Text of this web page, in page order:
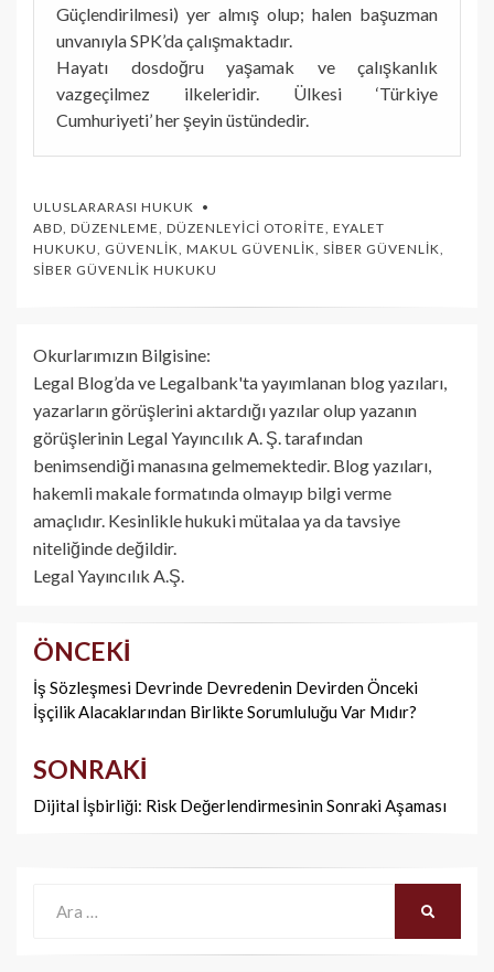
Güçlendirilmesi) yer almış olup; halen başuzman
unvanıyla SPK’da çalışmaktadır.
Hayatı dosdoğru yaşamak ve çalışkanlık
vazgeçilmez ilkeleridir. Ülkesi ‘Türkiye
Cumhuriyeti’ her şeyin üstündedir.
ULUSLARARASI HUKUK
ABD, DÜZENLEME, DÜZENLEYICI OTORITE, EYALET
HUKUKU, GÜVENLIK, MAKUL GÜVENLIK, SIBER GÜVENLIK,
SIBER GÜVENLIK HUKUKU
Okurlarımızın Bilgisine:
Legal Blog’da ve Legalbank'ta yayımlanan blog yazıları,
yazarların görüşlerini aktardığı yazılar olup yazanın
görüşlerinin Legal Yayıncılık A. Ş. tarafından
benimsendiği manasına gelmemektedir. Blog yazıları,
hakemli makale formatında olmayıp bilgi verme
amaçlıdır. Kesinlikle hukuki mütalaa ya da tavsiye
niteliğinde değildir.
Legal Yayıncılık A.Ş.
Yazı
dolaşımı
ÖNCEKI
İş Sözleşmesi Devrinde Devredenin Devirden Önceki
İşçilik Alacaklarından Birlikte Sorumluluğu Var Mıdır?
SONRAKI
Dijital İşbirliği: Risk Değerlendirmesinin Sonraki Aşaması